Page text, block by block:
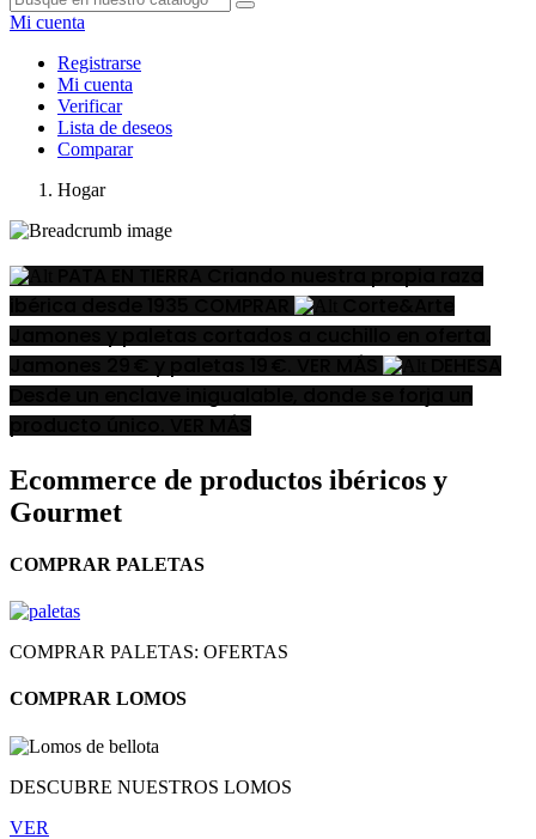
Mi cuenta
Registrarse
Mi cuenta
Verificar
Lista de deseos
Comparar
Hogar
Ecommerce de productos ibéricos y
Gourmet
COMPRAR PALETAS
COMPRAR PALETAS: OFERTAS
COMPRAR LOMOS
DESCUBRE NUESTROS LOMOS
VER